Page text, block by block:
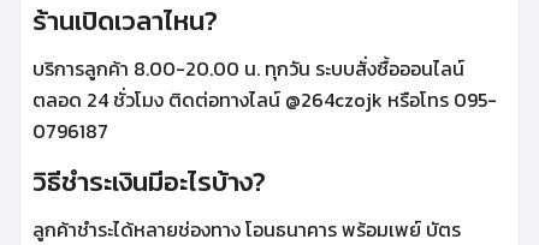
ร้านเปิดเวลาไหน?
บริการลูกค้า 8.00-20.00 น. ทุกวัน ระบบสั่งซื้อออนไลน์
ตลอด 24 ชั่วโมง ติดต่อทางไลน์ @264czojk หรือโทร 095-
0796187
วิธีชำระเงินมีอะไรบ้าง?
ลูกค้าชำระได้หลายช่องทาง โอนธนาคาร พร้อมเพย์ บัตร